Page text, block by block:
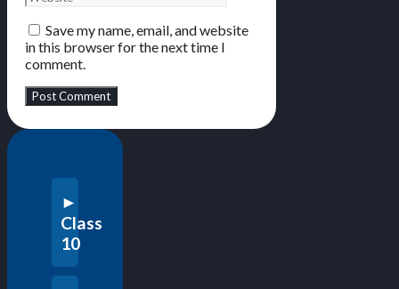
Save my name, email, and website
in this browser for the next time I
comment.
Class
10